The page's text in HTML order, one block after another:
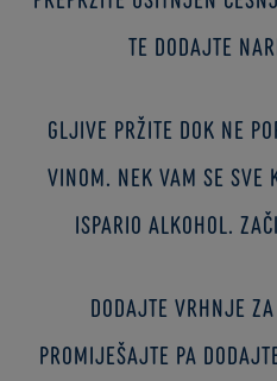
te dodajte
Gljive pržite dok ne
vinom. Nek vam se
ispario alkohol.
Dodajte vrhnje
promiješajte pa